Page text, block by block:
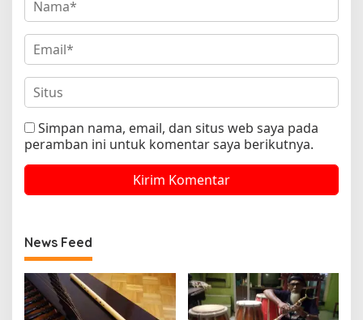
Simpan nama, email, dan situs web saya pada
peramban ini untuk komentar saya berikutnya.
News Feed